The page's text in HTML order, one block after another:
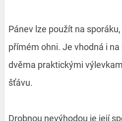
Pánev lze použít na
přímém ohni. Je vhodná i
dvěma praktickými
šťávu.
Drobnou nevýhodou je její